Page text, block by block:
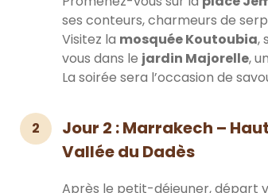
ses conteurs, charmeurs de
Visitez la mosquée Koutoubia,
vous dans le jardin Majorelle,
La soirée sera l’occasion de
2
Jour 2 : Marrakech –
Vallée du Dadès
Après le petit-déjeuner, départ